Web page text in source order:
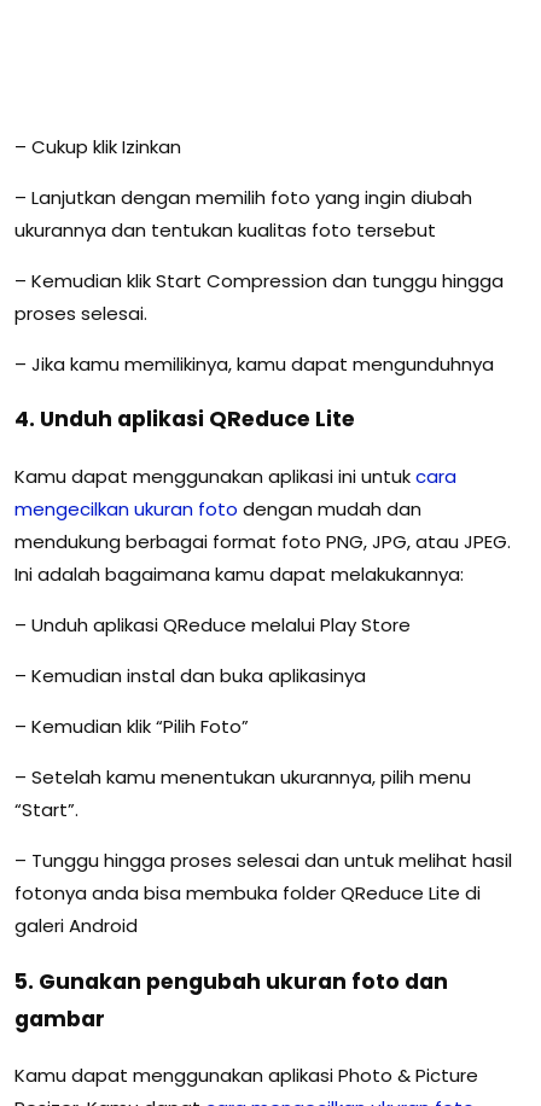
– Cukup klik Izinkan
– Lanjutkan dengan memilih foto yang ingin diubah
ukurannya dan tentukan kualitas foto tersebut
– Kemudian klik Start Compression dan tunggu hingga
proses selesai.
– Jika kamu memilikinya, kamu dapat mengunduhnya
4. Unduh aplikasi QReduce Lite
Kamu dapat menggunakan aplikasi ini untukcara
mengecilkan ukuran foto dengan mudah dan
mendukung berbagai format foto PNG, JPG, atau JPEG.
Ini adalah bagaimana kamu dapat melakukannya:
– Unduh aplikasi QReduce melalui Play Store
– Kemudian instal dan buka aplikasinya
– Kemudian klik “Pilih Foto”
– Setelah kamu menentukan ukurannya, pilih menu
“Start”.
– Tunggu hingga proses selesai dan untuk melihat hasil
fotonya anda bisa membuka folder QReduce Lite di
galeri Android
5. Gunakan pengubah ukuran foto dan
gambar
Kamu dapat menggunakan aplikasi Photo & Picture